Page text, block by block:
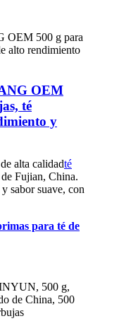
OEM
té
y
alta calidadté
Fujian, China.
sabor suave, con
para té de